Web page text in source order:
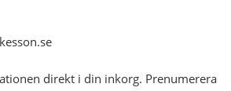
direkt i din inkorg. Prenumerera